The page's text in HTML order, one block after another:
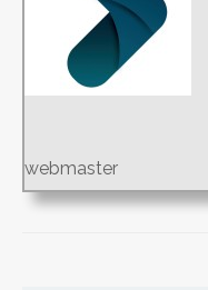
webmaster